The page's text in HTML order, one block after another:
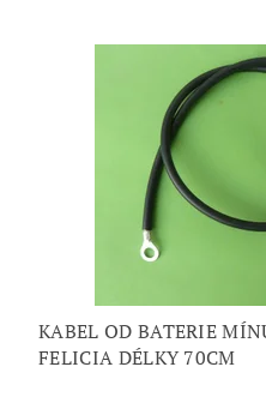
KABEL OD BATERIE
FELICIA DÉLKY 70CM